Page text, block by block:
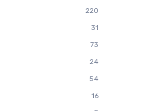
220
31
73
24
54
16